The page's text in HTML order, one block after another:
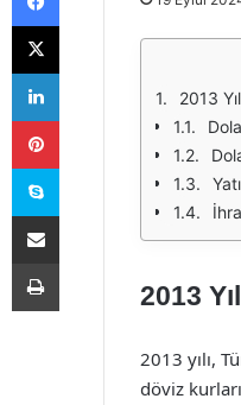
2013
2013
2013 yılı,
döviz
X
LinkedIn
Pinterest
Skype
E-Posta ile paylaş